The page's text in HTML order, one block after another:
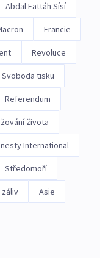
Abdal Fattáh Sísí
Francie
Revoluce
Svoboda tisku
Referendum
života
International
Středomoří
Asie